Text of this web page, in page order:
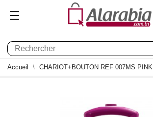
Accueil CHARIOT+BOUTON REF 007MS PINK